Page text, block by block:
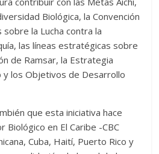
Biológica, la Convención
sobre la Lucha contra la
las líneas estratégicas sobre
de Ramsar, la Estrategia
y los Objetivos de Desarrollo
que esta iniciativa hace
Biológico en El Caribe -CBC
Cuba, Haití, Puerto Rico y